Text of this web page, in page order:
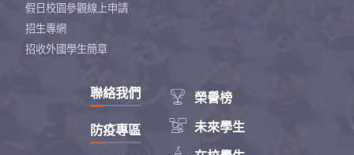
假日校園參觀線上申請
招生專網
招收外國學生簡章
 榮譽榜
 未來學生
聯絡我們
防疫專區